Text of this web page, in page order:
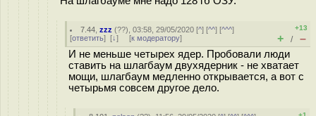
7.44 ,zzz (??), 03:58, 29/05/2020 [^] [^^] [^^^]
[ответить] [↓] [к модератору]
+13
+ / –
И не меньше четырех ядер. Пробовали люди
ставить на шлагбаум двухядерник - не хватает
мощи, шлагбаум медленно открывается, а вот с
четырьмя совсем другое дело.